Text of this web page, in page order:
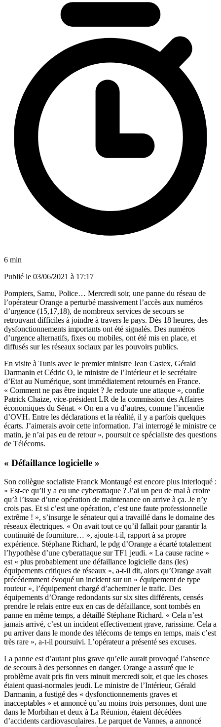
6 min
Publié le 03/06/2021 à 17:17
Pompiers, Samu, Police… Mercredi soir, une panne du réseau de
l’opérateur Orange a perturbé massivement l’accès aux numéros
d’urgence (15,17,18), de nombreux services de secours se
retrouvant difficiles à joindre à travers le pays. Dès 18 heures, des
dysfonctionnements importants ont été signalés. Des numéros
d’urgence alternatifs, fixes ou mobiles, ont été mis en place, et
diffusés sur les réseaux sociaux par les pouvoirs publics.
En visite à Tunis avec le premier ministre Jean Castex, Gérald
Darmanin et Cédric O, le ministre de l’Intérieur et le secrétaire
d’Etat au Numérique, sont immédiatement retournés en France.
« Comment ne pas être inquiet ? Je redoute une attaque », confie
Patrick Chaize, vice-président LR de la commission des Affaires
économiques du Sénat. « On en a vu d’autres, comme l’incendie
d’OVH. Entre les déclarations et la réalité, il y a parfois quelques
écarts. J’aimerais avoir cette information. J’ai interrogé le ministre ce
matin, je n’ai pas eu de retour », poursuit ce spécialiste des questions
de Télécoms.
« Défaillance logicielle »
Son collègue socialiste Franck Montaugé est encore plus interloqué :
« Est-ce qu’il y a eu une cyberattaque ? J’ai un peu de mal à croire
qu’à l’issue d’une opération de maintenance on arrive à ça. Je n’y
crois pas. Et si c’est une opération, c’est une faute professionnelle
extrême ! », s’insurge le sénateur qui a travaillé dans le domaine des
réseaux électriques. « On avait tout ce qu’il fallait pour garantir la
continuité de fourniture… », ajoute-t-il, rapport à sa propre
expérience. Stéphane Richard, le pdg d’Orange a écarté totalement
l’hypothèse d’une cyberattaque sur TF1 jeudi. « La cause racine »
est « plus probablement une défaillance logicielle dans (les)
équipements critiques de réseaux », a-t-il dit, alors qu’Orange avait
précédemment évoqué un incident sur un « équipement de type
routeur », l’équipement chargé d’acheminer le trafic. Des
équipements d’Orange redondants sur six sites différents, censés
prendre le relais entre eux en cas de défaillance, sont tombés en
panne en même temps, a détaillé Stéphane Richard. « Cela n’est
jamais arrivé, c’est un incident effectivement grave, rarissime. Cela a
pu arriver dans le monde des télécoms de temps en temps, mais c’est
très rare », a-t-il poursuivi. L’opérateur a présenté ses excuses.
La panne est d’autant plus grave qu’elle aurait provoqué l’absence
de secours à des personnes en danger. Orange a assuré que le
problème avait pris fin vers minuit mercredi soir, et que les choses
étaient quasi-normales jeudi. Le ministre de l’Intérieur, Gérald
Darmanin, a fustigé des « dysfonctionnements graves et
inacceptables » et annoncé qu’au moins trois personnes, dont une
dans le Morbihan et deux à La Réunion, étaient décédées
d’accidents cardiovasculaires. Le parquet de Vannes, a annoncé